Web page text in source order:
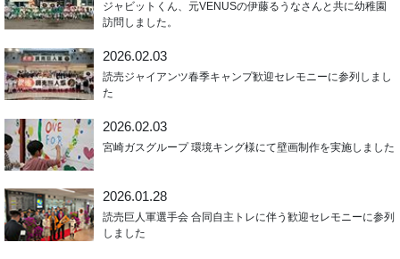
ジャビットくん、元VENUSの伊藤るうなさんと共に幼稚園
訪問しました。
2026.02.03
読売ジャイアンツ春季キャンプ歓迎セレモニーに参列しまし
た
2026.02.03
宮崎ガスグループ 環境キング様にて壁画制作を実施しました
2026.01.28
読売巨人軍選手会 合同自主トレに伴う歓迎セレモニーに参列
しました